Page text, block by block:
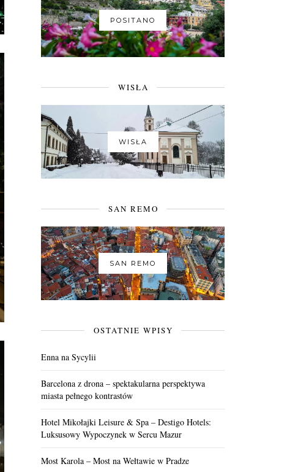
POSITANO
WISŁA
WISŁA
SAN REMO
SAN REMO
OSTATNIE WPISY
Enna na Sycylii
Barcelona z drona – spektakularna perspektywa
miasta pełnego kontrastów
Hotel Mikołajki Leisure & Spa – Destigo Hotels:
Luksusowy Wypoczynek w Sercu Mazur
Most Karola – Most na Wełtawie w Pradze